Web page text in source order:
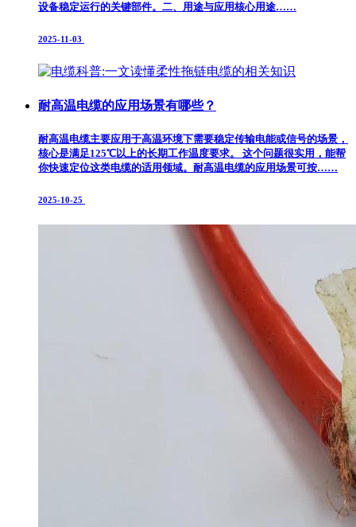
设备稳定运行的关键部件。​ 二、用途与应用​ 核心用途​ ……
2025-11-03
耐高温电缆的应用场景有哪些？
耐高温电缆主要应用于高温环境下需要稳定传输电能或信号的场景，
核心是满足125℃以上的长期工作温度要求。 这个问题很实用，能帮
你快速定位这类电缆的适用领域。耐高温电缆的应用场景可按……
2025-10-25